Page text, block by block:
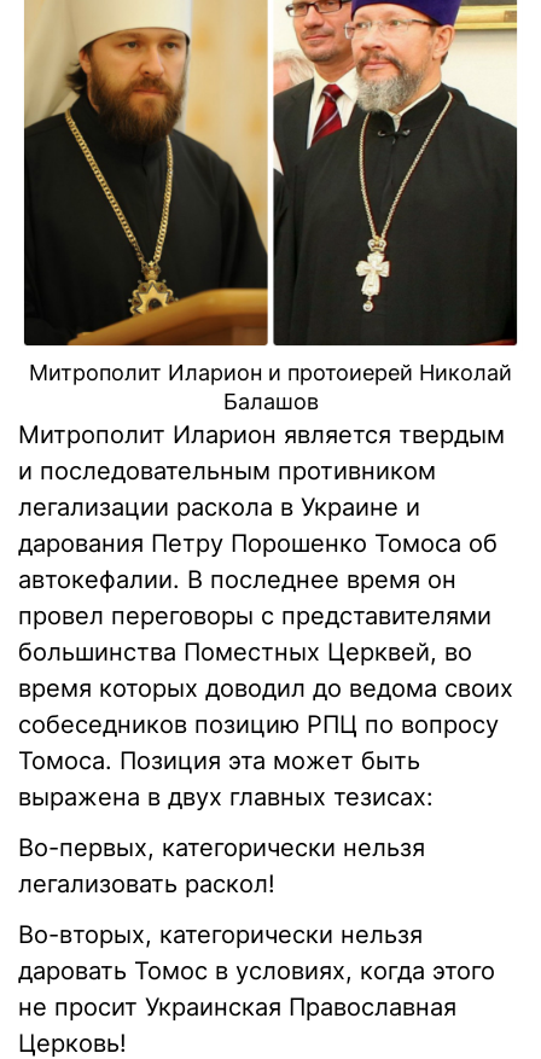
Митрополит Иларион и протоиерей Николай
Балашов
Митрополит Иларион является твердым
и последовательным противником
легализации раскола в Украине и
дарования Петру Порошенко Томоса об
автокефалии. В последнее время он
провел переговоры с представителями
большинства Поместных Церквей, во
время которых доводил до ведома своих
собеседников позицию РПЦ по вопросу
Томоса. Позиция эта может быть
выражена в двух главных тезисах:
Во-первых, категорически нельзя
легализовать раскол!
Во-вторых, категорически нельзя
даровать Томос в условиях, когда этого
не просит Украинская Православная
Церковь!